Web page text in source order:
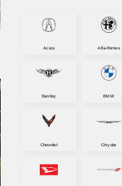
Acura Alfa-Romeo
Bentley BMW
Chevrolet Chrysler